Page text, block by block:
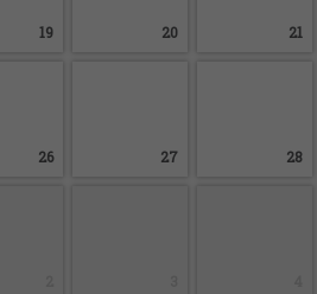
19 20 21
26 27 28